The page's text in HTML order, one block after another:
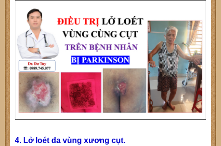
4. Lở loét da vùng xương cụt.